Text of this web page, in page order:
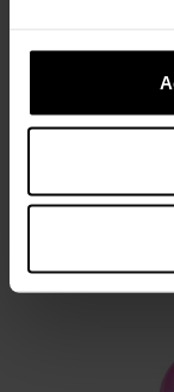
5,99 € 4,79 €
4 outros